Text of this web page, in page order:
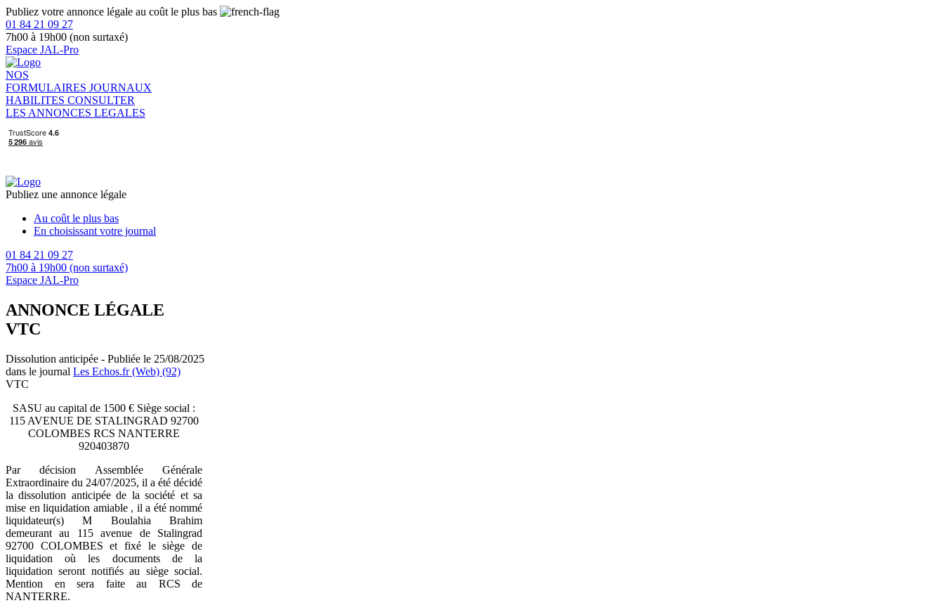
Publiez votre annonce légale au coût le plus bas
01 84 21 09 27
7h00 à 19h00 (non surtaxé)
Espace JAL-Pro
NOS
FORMULAIRES JOURNAUX
HABILITES CONSULTER
LES ANNONCES LEGALES
Publiez une annonce légale
Au coût le plus bas
En choisissant votre journal
01 84 21 09 27
7h00 à 19h00 (non surtaxé)
Espace JAL-Pro
ANNONCE LÉGALE
VTC
Dissolution anticipée - Publiée le 25/08/2025
dans le journal Les Echos.fr (Web) (92)
VTC
SASU au capital de 1500 € Siège social :
115 AVENUE DE STALINGRAD 92700
COLOMBES RCS NANTERRE
920403870
Par décision Assemblée Générale
Extraordinaire du 24/07/2025, il a été décidé
la dissolution anticipée de la société et sa
mise en liquidation amiable , il a été nommé
liquidateur(s) M Boulahia Brahim
demeurant au 115 avenue de Stalingrad
92700 COLOMBES et fixé le siège de
liquidation où les documents de la
liquidation seront notifiés au siège social.
Mention en sera faite au RCS de
NANTERRE.